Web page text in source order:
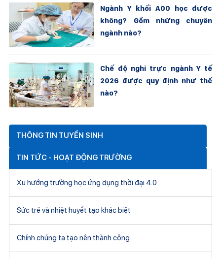
Ngành Y khối A00 học được
không? Gồm những chuyên
ngành nào?
Chế độ nghỉ trực ngành Y tế
2026 được quy định như thế
nào?
THÔNG TIN TUYỂN SINH
TIN TỨC - HOẠT ĐỘNG TRƯỜNG
Xu hướng trường học ứng dụng thời đại 4.0
Sức trẻ và nhiệt huyết tạo khác biệt
Chính chúng ta tạo nên thành công